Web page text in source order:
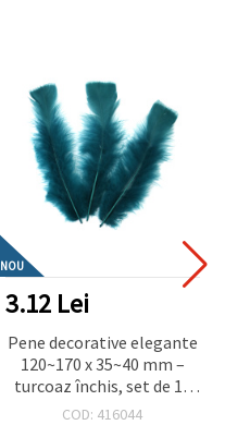
NOU
3.12 Lei
Pene decorative elegante
120~170 x 35~40 mm –
turcoaz închis, set de 10
pentru craft artistic, decor
COD: 416044